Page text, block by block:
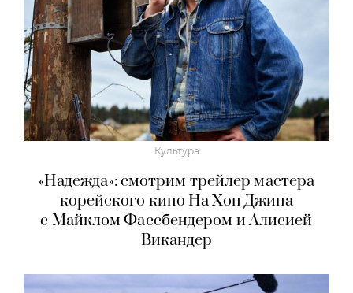
Культура
«Надежда»: смотрим трейлер мастера
корейского кино На Хон Джина
с Майклом Фассбендером и Алисией
Викандер